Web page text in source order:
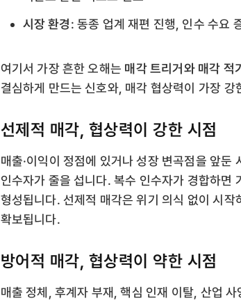
시장 환경: 동종 업계 재편 진행, 인수 수요
여기서 가장 흔한 오해는 매각 트리거와 매각 적
결심하게 만드는 신호와, 매각 협상력이 가장 강
선제적 매각, 협상력이 강한 시점
매출·이익이 정점에 있거나 성장 변곡점을 앞둔
인수자가 줄을 섭니다. 복수 인수자가 경합하면
형성됩니다. 선제적 매각은 위기 의식 없이 시
확보됩니다.
방어적 매각, 협상력이 약한 시점
매출 정체, 후계자 부재, 핵심 인재 이탈, 산업